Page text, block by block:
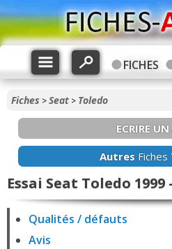
FICHES
Fiches >Seat > Toledo
ECRIRE
AutresFiches
Essai Seat Toledo 1999
Qualités / défauts
Avis